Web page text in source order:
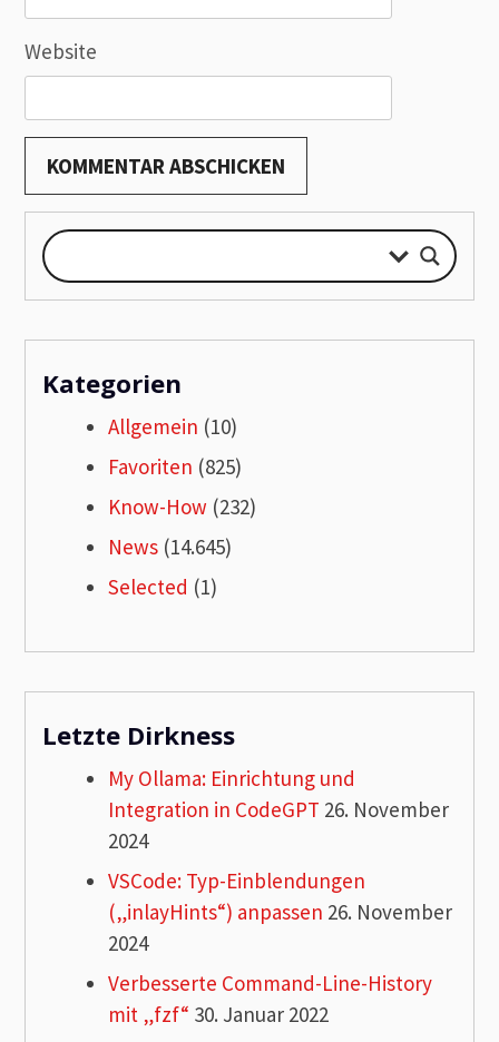
Website
Kategorien
Allgemein (10)
Favoriten (825)
Know-How (232)
News (14.645)
Selected (1)
Letzte Dirkness
My Ollama: Einrichtung und
Integration in CodeGPT 26. November
2024
VSCode: Typ-Einblendungen
(„inlayHints“) anpassen 26. November
2024
Verbesserte Command-Line-History
mit „fzf“ 30. Januar 2022